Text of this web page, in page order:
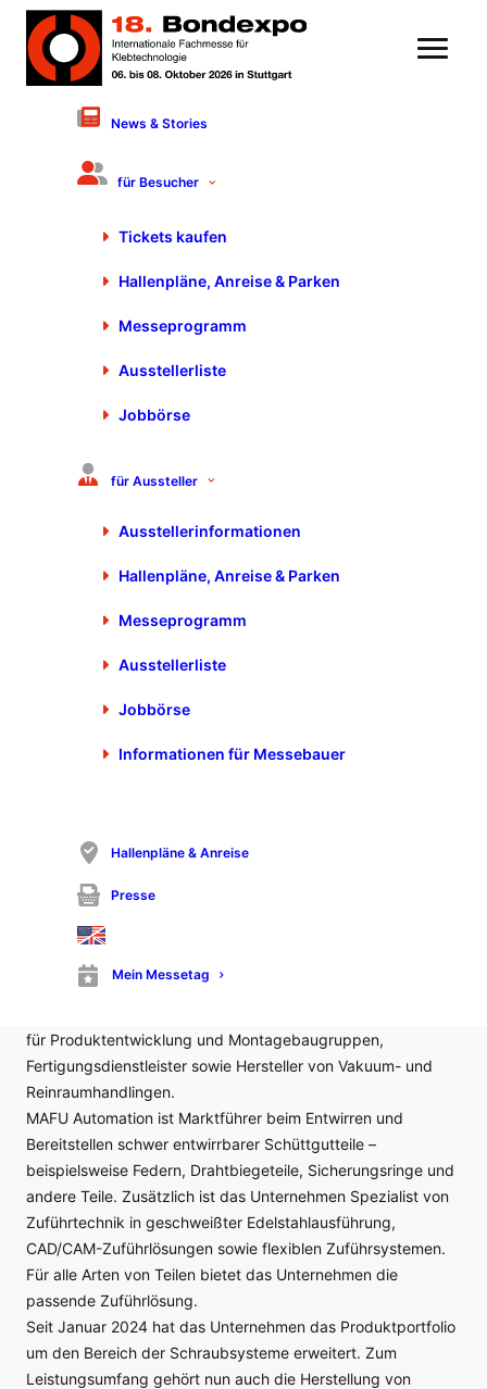
News & Stories
für Besucher
Tickets kaufen
Hallenpläne, Anreise & Parken
Messeprogramm
Ausstellerliste
Jobbörse
für Aussteller
Ausstellerinformationen
Hallenpläne, Anreise & Parken
Messeprogramm
Ausstellerliste
Jobbörse
Informationen für Messebauer
Hallenpläne & Anreise
Presse
Mein Messetag
Entwirren & Zuführen – jetzt
auch schrauben
MAFU Automation ist ein Mitglied der MAFU Unternehmensgruppe. Bild:
Das Entwirren, Zuführen als auch flexibel Sortieren sind
Unternehmen ist traditionell Teil der Motek/Bondexpo und
sowie flexible Zuführsysteme. Zur Motek/Bondexpo 2024
bringt MAFU auch Neuigkeiten aus dem jüngst eingeführten
sicherstellen.“
Mit sechs Unternehmen unter einem Dach ist die MAFU-
Group eine international tätige und expandierende
Unternehmensgruppe. Mit mehr als 300 Mitarbeitern ist
MAFU Hersteller von Automatisierungs- und
Entwirrtechnologie, Spezialist für CAD/CAM Zuführlösungen,
für Produktentwicklung und Montagebaugruppen,
Fertigungsdienstleister sowie Hersteller von Vakuum- und
Reinraumhandlingen.
MAFU Automation ist Marktführer beim Entwirren und
Bereitstellen schwer entwirrbarer Schüttgutteile –
beispielsweise Federn, Drahtbiegeteile, Sicherungsringe und
andere Teile. Zusätzlich ist das Unternehmen Spezialist von
Zuführtechnik in geschweißter Edelstahlausführung,
CAD/CAM-Zuführlösungen sowie flexiblen Zuführsystemen.
Für alle Arten von Teilen bietet das Unternehmen die
passende Zuführlösung.
Seit Januar 2024 hat das Unternehmen das Produktportfolio
um den Bereich der Schraubsysteme erweitert. Zum
Leistungsumfang gehört nun auch die Herstellung von